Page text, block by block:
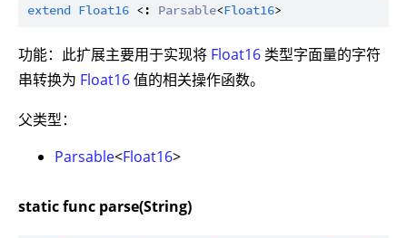
extend Float16 <: Parsable<Float16
功能：此扩展主要用于实现将 Float16 类型字面量的字符
串转换为 Float16值的相关操作函数。
父类型：
Parsable<Float16>
static func parse(String)